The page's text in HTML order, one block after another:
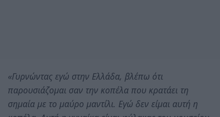
«Γυρνώντας εγώ στην Ελλάδα, βλέπω ότι
παρουσιάζομαι σαν την κοπέλα που κρατάει τη
σημαία με το μαύρο μαντίλι. Εγώ δεν είμαι αυτή η